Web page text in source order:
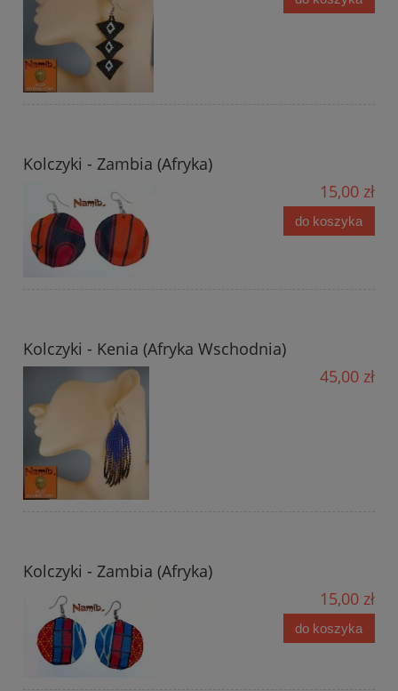
Kolczyki - Zambia (Afryka)
15,00 zł
do koszyka
Kolczyki - Kenia (Afryka Wschodnia)
45,00 zł
Kolczyki - Zambia (Afryka)
15,00 zł
do koszyka